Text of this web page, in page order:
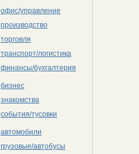
офис/управление
производство
торговля
транспорт/логистика
финансы/бухгалтерия
бизнес
знакомства
события/тусовки
автомобили
грузовые/автобусы